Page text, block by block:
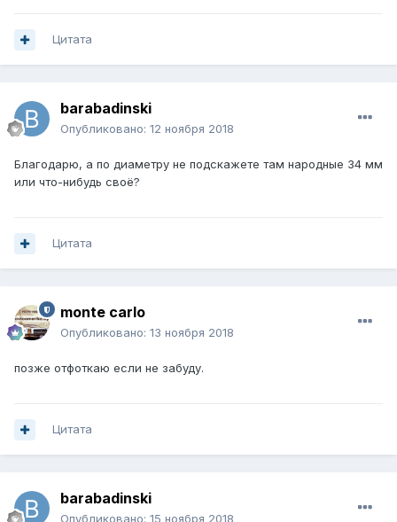
Цитата
barabadinski
Опубликовано: 12 ноября 2018
Благодарю, а по диаметру не подскажете там народные 34 мм
или что-нибудь своё?
Цитата
monte carlo
Опубликовано: 13 ноября 2018
позже отфоткаю если не забуду.
Цитата
barabadinski
Опубликовано: 15 ноября 2018